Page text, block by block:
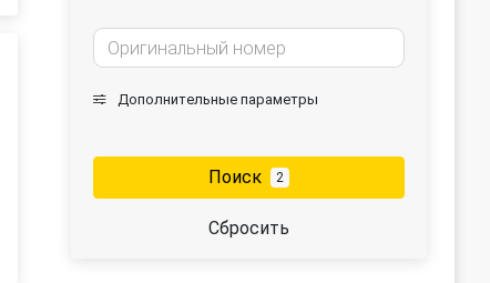
Дополнительные параметры
Поиск 2
Сбросить